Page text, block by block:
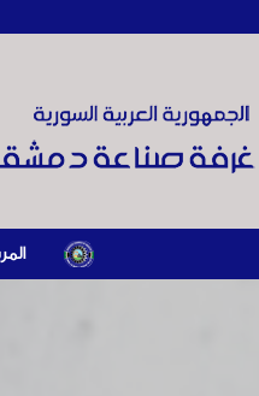
المرسوم الرئاسي رقم /69/ لعام 2026 .. دعم ضريبي